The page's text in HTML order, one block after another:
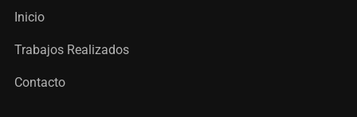
Inicio
Trabajos Realizados
Contacto